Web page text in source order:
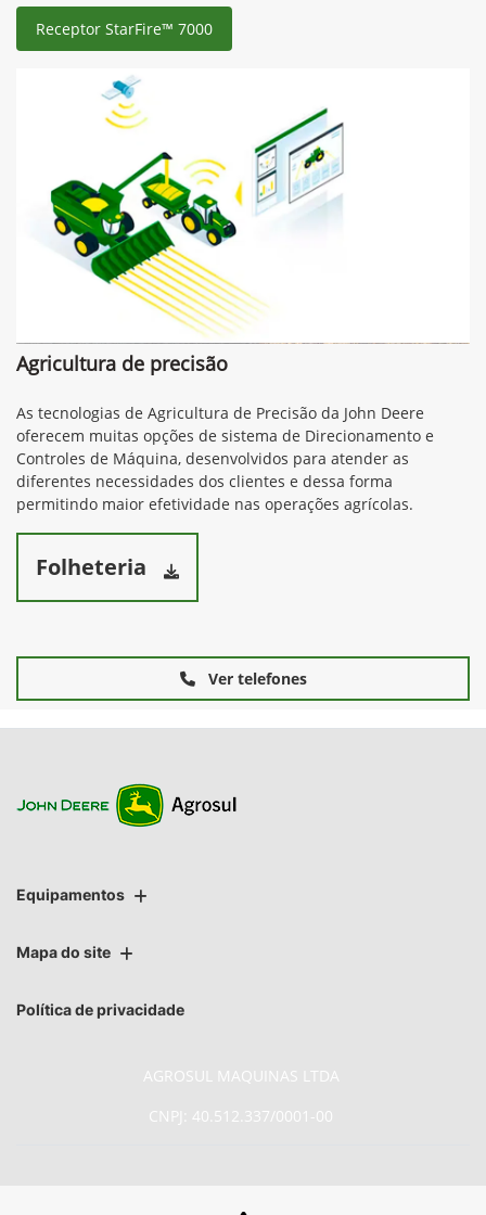
Receptor StarFire™ 7000
Agricultura de precisão
As tecnologias de Agricultura de Precisão da John Deere
oferecem muitas opções de sistema de Direcionamento e
Controles de Máquina, desenvolvidos para atender as
diferentes necessidades dos clientes e dessa forma
permitindo maior efetividade nas operações agrícolas.
Folheteria
Ver telefones
Equipamentos
Mapa do site
Política de privacidade
AGROSUL MAQUINAS LTDA
CNPJ: 40.512.337/0001-00